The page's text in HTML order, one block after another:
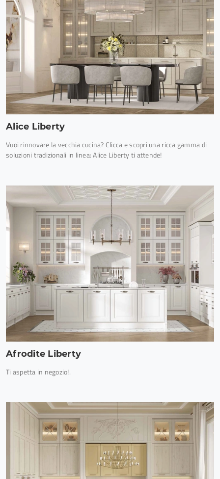
Alice Liberty
Vuoi rinnovare la vecchia cucina? Clicca e scopri una ricca gamma di
soluzioni tradizionali in linea: Alice Liberty ti attende!
Afrodite Liberty
Ti aspetta in negozio!.